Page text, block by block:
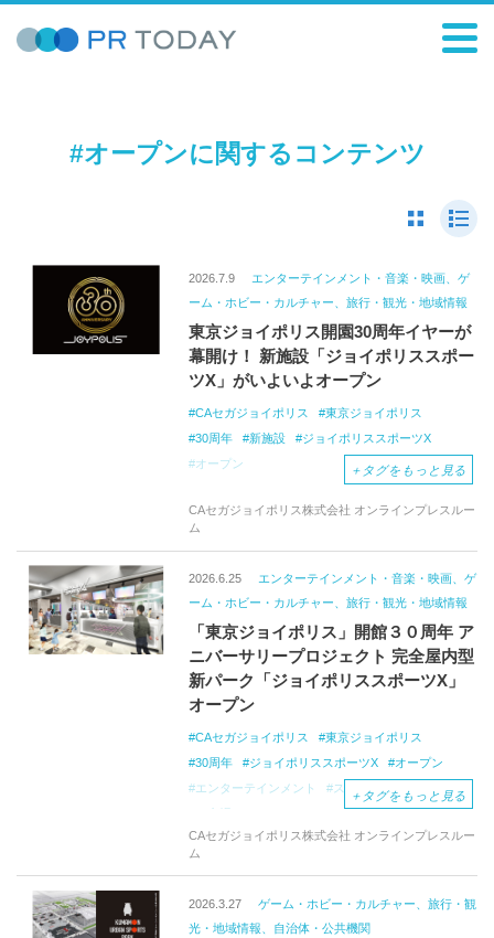
#オープンに関するコンテンツ
2026.7.9
エンターテインメント・音楽・映画、ゲ
ーム・ホビー・カルチャー、旅行・観光・地域情報
東京ジョイポリス開園30周年イヤーが
幕開け！ 新施設「ジョイポリススポー
ツX」がいよいよオープン
CAセガジョイポリス
東京ジョイポリス
30周年
新施設
ジョイポリススポーツX
オープン
＋ タグをもっと見る
CAセガジョイポリス株式会社 オンラインプレスルー
ム
2026.6.25
エンターテインメント・音楽・映画、ゲ
ーム・ホビー・カルチャー、旅行・観光・地域情報
「東京ジョイポリス」開館３０周年 ア
ニバーサリープロジェクト 完全屋内型
新パーク「ジョイポリススポーツX」
オープン
CAセガジョイポリス
東京ジョイポリス
30周年
ジョイポリススポーツX
オープン
エンターテインメント
スポーツ
完全屋内型
＋ タグをもっと見る
CAセガジョイポリス株式会社 オンラインプレスルー
ム
2026.3.27
ゲーム・ホビー・カルチャー、旅行・観
光・地域情報、自治体・公共機関